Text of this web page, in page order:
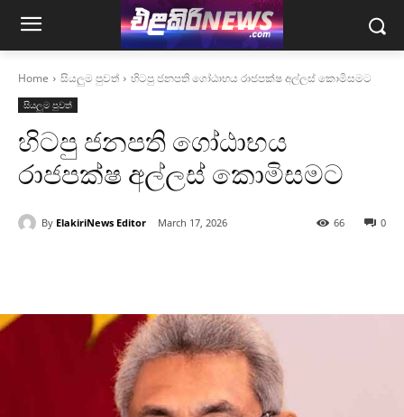
Home සියලුම පුවත් හිටපු ජනපති ගෝඨාභය රාජපක්ෂ අල්ලස් කොමිසමට
සියලුම පුවත්
හිටපු ජනපති ගෝඨාභය
රාජපක්ෂ අල්ලස් කොමිසමට
By ElakiriNews Editor March 17, 2026 0
66